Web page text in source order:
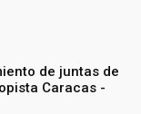
de juntas de
Caracas -